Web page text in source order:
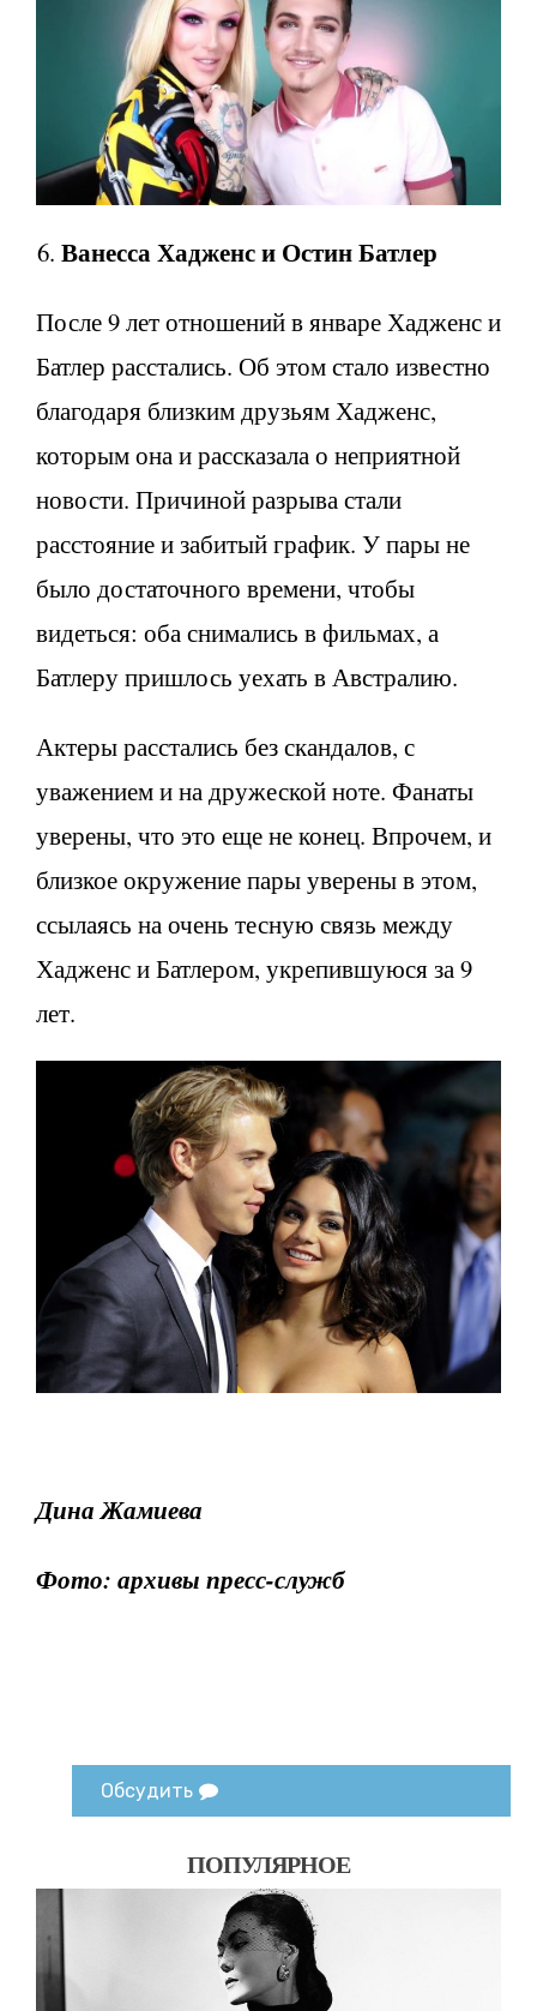
Ванесса Хадженс и Остин Батлер
После 9 лет отношений в январе Хадженс и
Батлер расстались. Об этом стало известно
благодаря близким друзьям Хадженс,
которым она и рассказала о неприятной
новости. Причиной разрыва стали
расстояние и забитый график. У пары не
было достаточного времени, чтобы
видеться: оба снимались в фильмах, а
Батлеру пришлось уехать в Австралию.
Актеры расстались без скандалов, с
уважением и на дружеской ноте. Фанаты
уверены, что это еще не конец. Впрочем, и
близкое окружение пары уверены в этом,
ссылаясь на очень тесную связь между
Хадженс и Батлером, укрепившуюся за 9
лет.
Дина Жамиева
Фото: архивы пресс-служб
Обсудить
ПОПУЛЯРНОЕ